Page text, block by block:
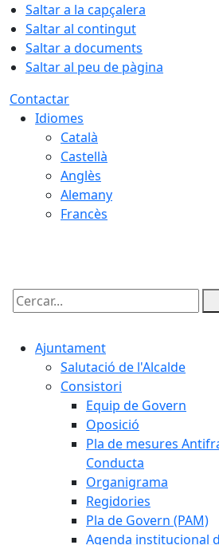
Saltar a la capçalera
Saltar al contingut
Saltar a documents
Saltar al peu de pàgina
Contactar
Idiomes
Català
Castellà
Anglès
Alemany
Francès
Cercar:
Ajuntament
Salutació de l'Alcalde
Consistori
Equip de Govern
Oposició
Pla de mesures
Conducta
Organigrama
Regidories
Pla de Govern (PAM)
Agenda institucional